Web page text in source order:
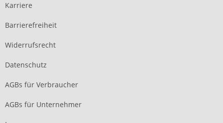
Karriere
Barrierefreiheit
Widerrufsrecht
Datenschutz
AGBs für Verbraucher
AGBs für Unternehmer